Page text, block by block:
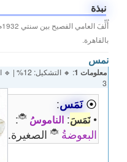
نبذة
بالقاهرة.
نمس
معلومات 1
3
⦿ نَمَس:
• نَمَسَ: الناموسُ 🐞
:
البعوضةُ 🐞الصغيرة.